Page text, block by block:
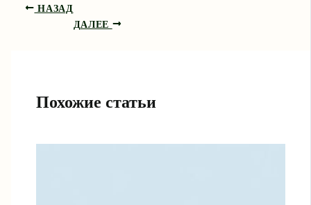
НАЗАД
ДАЛЕЕ
Похожие статьи